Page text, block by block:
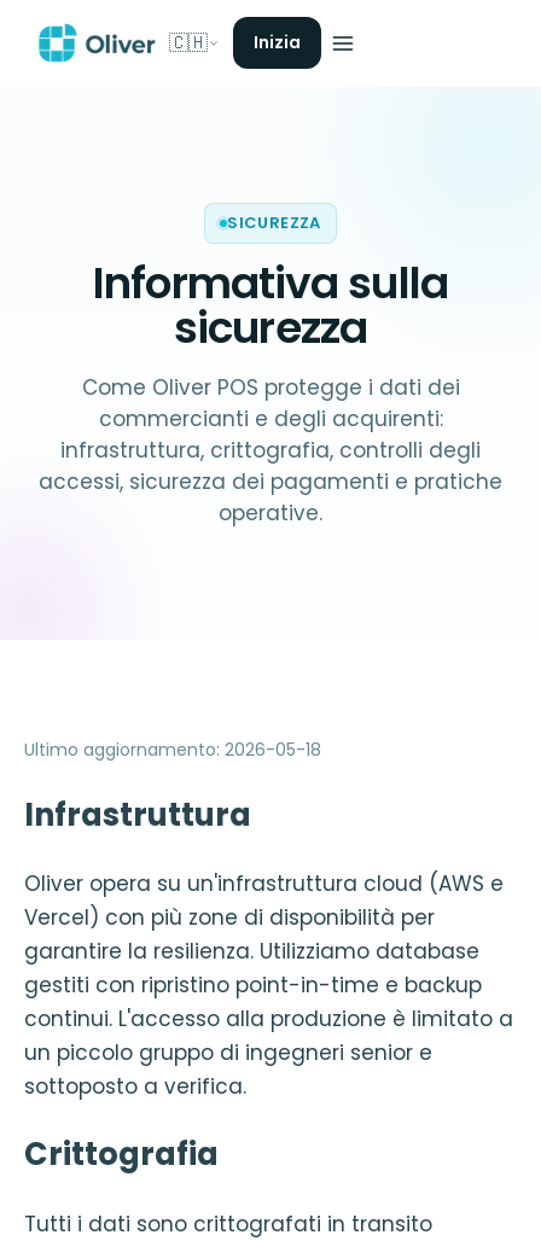
🇨🇭 Inizia
SICUREZZA
Informativa sulla
sicurezza
Come Oliver POS protegge i dati dei
commercianti e degli acquirenti:
infrastruttura, crittografia, controlli degli
accessi, sicurezza dei pagamenti e pratiche
operative.
Ultimo aggiornamento: 2026-05-18
Infrastruttura
Oliver opera su un'infrastruttura cloud (AWS e
Vercel) con più zone di disponibilità per
garantire la resilienza. Utilizziamo database
gestiti con ripristino point-in-time e backup
continui. L'accesso alla produzione è limitato a
un piccolo gruppo di ingegneri senior e
sottoposto a verifica.
Crittografia
Tutti i dati sono crittografati in transito